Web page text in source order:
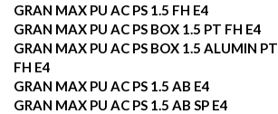
GRAN MAX PU AC PS 1.5 FH E4
GRAN MAX PU AC PS BOX 1.5 PT FH E4
GRAN MAX PU AC PS BOX 1.5 ALUMIN PT
FH E4
GRAN MAX PU AC PS 1.5 AB E4
GRAN MAX PU AC PS 1.5 AB SP E4